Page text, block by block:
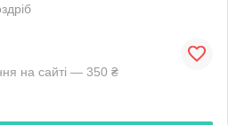
на сайті — 350 ₴